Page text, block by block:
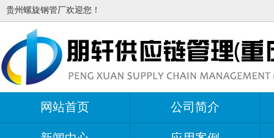
贵州螺旋钢管厂欢迎您！
网站首页 公司简介